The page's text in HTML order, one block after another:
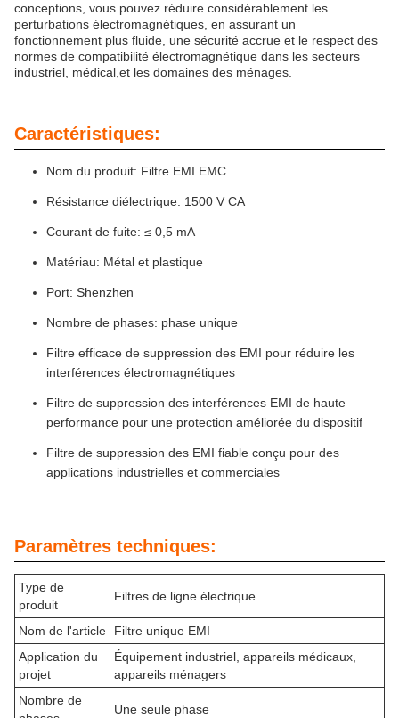
conceptions, vous pouvez réduire considérablement les
perturbations électromagnétiques, en assurant un
fonctionnement plus fluide, une sécurité accrue et le respect des
normes de compatibilité électromagnétique dans les secteurs
industriel, médical,et les domaines des ménages.
Caractéristiques:
Nom du produit: Filtre EMI EMC
Résistance diélectrique: 1500 V CA
Courant de fuite: ≤ 0,5 mA
Matériau: Métal et plastique
Port: Shenzhen
Nombre de phases: phase unique
Filtre efficace de suppression des EMI pour réduire les
interférences électromagnétiques
Filtre de suppression des interférences EMI de haute
performance pour une protection améliorée du dispositif
Filtre de suppression des EMI fiable conçu pour des
applications industrielles et commerciales
Paramètres techniques:
Type de
produit
Filtres de ligne électrique
Nom de l'article
Filtre unique EMI
Application du
projet
Équipement industriel, appareils médicaux,
appareils ménagers
Nombre de
Une seule phase